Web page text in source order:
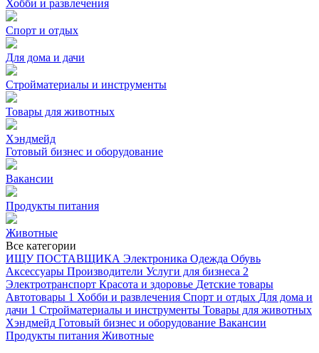
Хобби и развлечения
Спорт и отдых
Для дома и дачи
Стройматериалы и инструменты
Товары для животных
Хэндмейд
Готовый бизнес и оборудование
Вакансии
Продукты питания
Животные
Все категории
ИЩУ ПОСТАВЩИКА Электроника Одежда Обувь
Аксессуары Производители Услуги для бизнеса 2
Электротранспорт Красота и здоровье Детские товары
Автотовары 1 Хобби и развлечения Спорт и отдых Для дома и
дачи 1 Стройматериалы и инструменты Товары для животных
Хэндмейд Готовый бизнес и оборудование Вакансии
Продукты питания Животные